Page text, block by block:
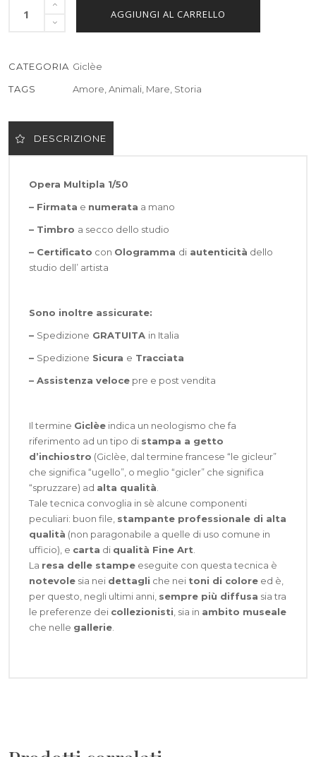
AGGIUNGI AL CARRELLO
CATEGORIA Giclèe
TAGS
Amore Animali, Mare Storia
DESCRIZIONE
Opera Multipla 1/50
– Firmata e numerata a mano
– Timbro a secco dello studio
– Certificato con Ologramma diautenticità dello
studio dell’ artista
Sono inoltre assicurate:
– Spedizione GRATUITA in Italia
– Spedizione Sicura e Tracciata
– Assistenza velocepre e post vendita
Il termine Giclèeindica un neologismo che fa
riferimento ad un tipo di stampa a getto
d’inchiostro (Giclèe, dal termine francese “le gicleur”
che significa “ugello”, o meglio “gicler” che significa
“spruzzare) ad alta qualità
Tale tecnica convoglia in sè alcune componenti
peculiari: buon file, stampante professionale di alta
qualità (non paragonabile a quelle di uso comune in
ufficio), e carta di qualità Fine Art
La resa delle stampeeseguite con questa tecnica è
notevolesia nei dettagli che nei toni di coloreed è,
per questo, negli ultimi anni, sempre più diffusa sia tra
le preferenze dei collezionisti , sia in ambito museale
che nelle gallerie.